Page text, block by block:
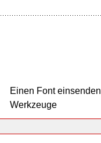
Einen Font einsenden
Werkzeuge